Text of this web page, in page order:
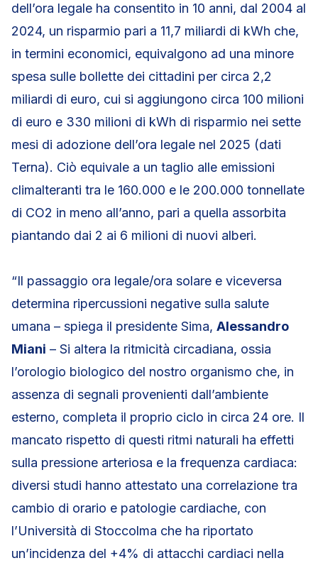
dell’ora legale ha consentito in 10 anni, dal 2004 al
2024, un risparmio pari a 11,7 miliardi di kWh che,
in termini economici, equivalgono ad una minore
spesa sulle bollette dei cittadini per circa 2,2
miliardi di euro, cui si aggiungono circa 100 milioni
di euro e 330 milioni di kWh di risparmio nei sette
mesi di adozione dell’ora legale nel 2025 (dati
Terna). Ciò equivale a un taglio alle emissioni
climalteranti tra le 160.000 e le 200.000 tonnellate
di CO2 in meno all’anno, pari a quella assorbita
piantando dai 2 ai 6 milioni di nuovi alberi.
“Il passaggio ora legale/ora solare e viceversa
determina ripercussioni negative sulla salute
umana – spiega il presidente Sima, Alessandro
Miani – Si altera la ritmicità circadiana, ossia
l’orologio biologico del nostro organismo che, in
assenza di segnali provenienti dall’ambiente
esterno, completa il proprio ciclo in circa 24 ore. Il
mancato rispetto di questi ritmi naturali ha effetti
sulla pressione arteriosa e la frequenza cardiaca:
diversi studi hanno attestato una correlazione tra
cambio di orario e patologie cardiache, con
l’Università di Stoccolma che ha riportato
un’incidenza del +4% di attacchi cardiaci nella